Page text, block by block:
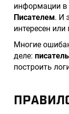
информации в
Писателем. И
интересен
Многие
деле:
построить